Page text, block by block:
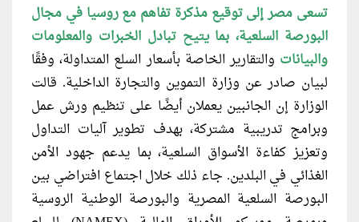
تسعى مصر إلى توقيع مذكرة تفاهم مع روسيا في مجال
البورصة السلعية، بما يتيح تبادل الخبرات والمعلومات
والبيانات والتقارير الخاصة بأسعار السلع المتداولة، وفقًا
لبيان صادر عن وزارة التموين والتجارة الداخلية. قالت
الوزارة إن الجانبين يعملان أيضًا على تنظيم ورش عمل
وبرامج تدريبية مشتركة، بهدف تطوير آليات التداول
وتعزيز كفاءة الأسواق السلعية، بما يدعم جهود الأمن
الغذائي في البلدين. جاء ذلك خلال اجتماع افتراضي بين
البورصة السلعية المصرية والبورصة الوطنية الروسية